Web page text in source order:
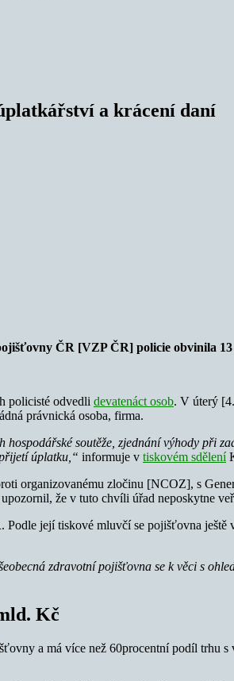
a krácení daní
ČR [VZP ČR] policie obvinila
policisté odvedli devatenáct osob. V úterý
právnická osoba, firma.
soutěže, zjednání výhody při
úplatku,“ informuje v tiskovém sdělení
organizovanému zločinu [NCOZ], s
že v tuto chvíli úřad neposkytne
její tiskové mluvčí se pojišťovna
zdravotní pojišťovna se k věci s
Kč
a má více než 60procentní podíl trhu